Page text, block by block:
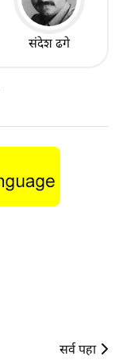
संदेश ढगे
सर्व पहा